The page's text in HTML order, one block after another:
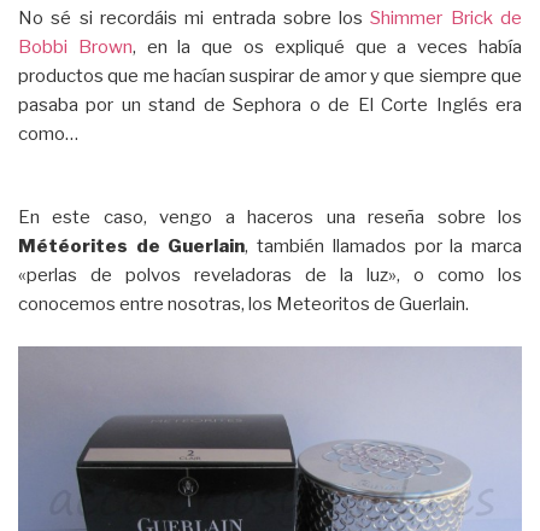
No sé si recordáis mi entrada sobre losShimmer Brick de
Bobbi Brown, en la que os expliqué que a veces había
productos que me hacían suspirar de amor y que siempre que
pasaba por un stand de Sephora o de El Corte Inglés era
como…
En este caso, vengo a haceros una reseña sobre los
Météorites de Guerlain, también llamados por la marca
«perlas de polvos reveladoras de la luz», o como los
conocemos entre nosotras, los Meteoritos de Guerlain.